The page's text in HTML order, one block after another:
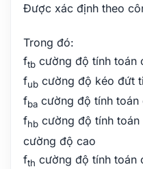
Được xác định theo
Trong đó:
ftb cường độ tính toán
fub cường độ kéo đứt
fba cường độ tính toán
fhb cường độ tính
cường độ cao
fth cường độ tính toán